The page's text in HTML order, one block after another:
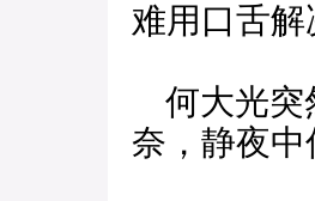
难用口舌解
何大光突
奈，静夜